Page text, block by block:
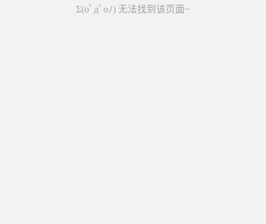
Σ(oﾟдﾟoﾉ) 无法找到该页面~